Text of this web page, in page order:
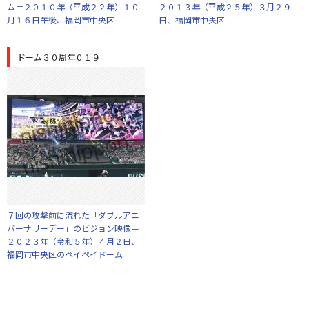
ム＝２０１０年（平成２２年）１０
月１６日午後、福岡市中央区
２０１３年（平成２５年）３月２９
日、福岡市中央区
ドーム３０周年０１９
７回の攻撃前に流れた「ダブルアニ
バーサリーデー」のビジョン映像＝
２０２３年（令和５年）４月２日、
福岡市中央区のペイペイドーム